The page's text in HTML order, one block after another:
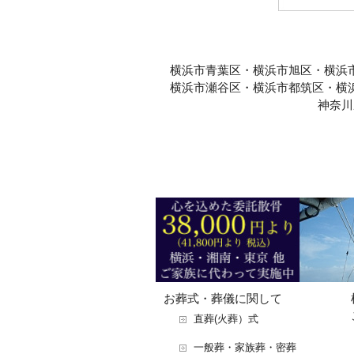
横浜市青葉区・横浜市旭区・横浜
横浜市瀬谷区・横浜市都筑区・横
神奈
お葬式・葬儀に関して
直葬(火葬）式
一般葬・家族葬・密葬